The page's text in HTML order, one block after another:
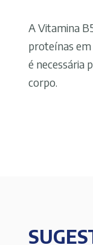
A Vitamina
proteínas em
é necessária
corpo.